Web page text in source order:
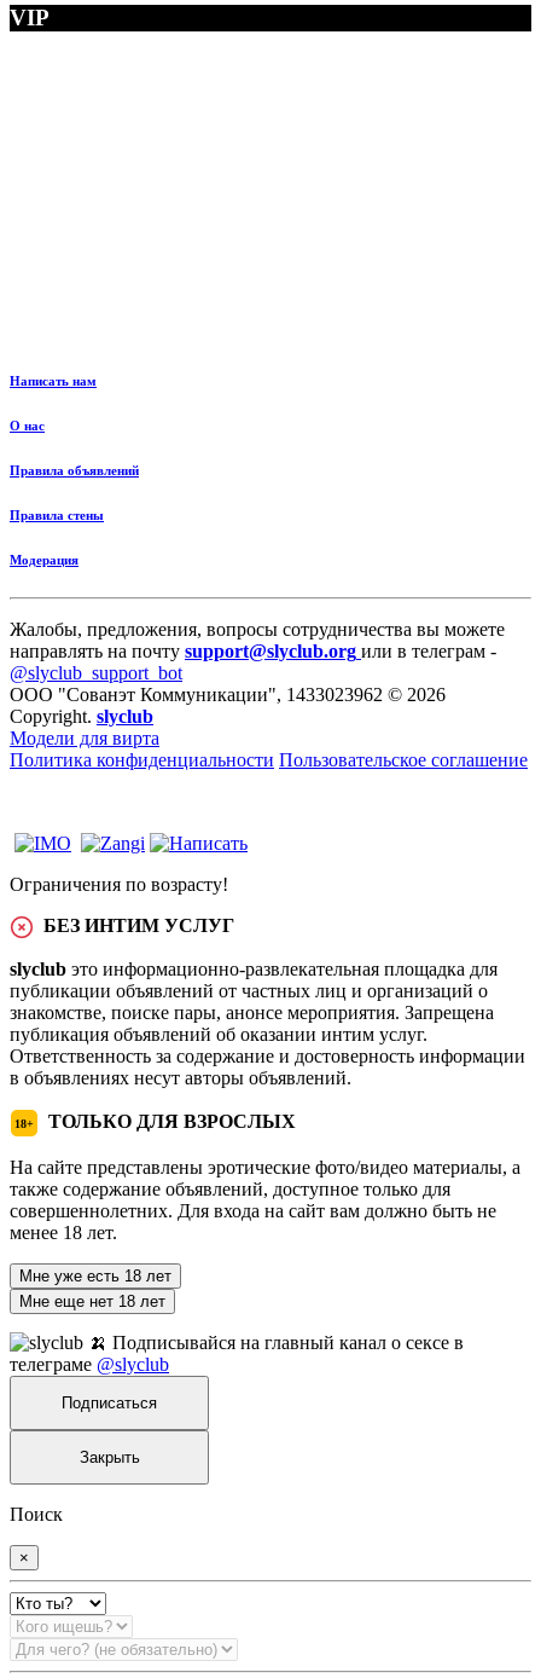
VIP
Написать нам
О нас
Правила объявлений
Правила стены
Модерация
Жалобы, предложения, вопросы сотрудничества вы можете
направлять на почту support@slyclub.org или в телеграм -
@slyclub_support_bot
ООО "Сованэт Коммуникации", 1433023962 © 2026
Copyright. slyclub
Модели для вирта
Политика конфиденциальности Пользовательское соглашение
Ограничения по возрасту!
БЕЗ ИНТИМ УСЛУГ
slyclub это информационно-развлекательная площадка для
публикации объявлений от частных лиц и организаций о
знакомстве, поиске пары, анонсе мероприятия. Запрещена
публикация объявлений об оказании интим услуг.
Ответственность за содержание и достоверность информации
в объявлениях несут авторы объявлений.
18+ ТОЛЬКО ДЛЯ ВЗРОСЛЫХ
На сайте представлены эротические фото/видео материалы, а
также содержание объявлений, доступное только для
совершеннолетних. Для входа на сайт вам должно быть не
менее 18 лет.
Мне уже есть 18 лет
Мне еще нет 18 лет
🍌 Подписывайся на главный канал о сексе в
телеграме @slyclub
Подписаться
Закрыть
Поиск
×